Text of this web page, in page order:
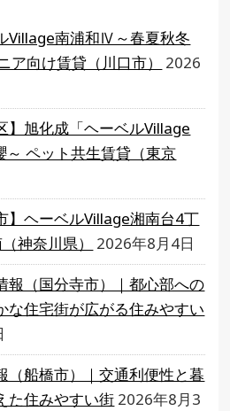
Village南浦和Ⅳ～春夏秋冬
ア向け賃貸（川口市）
2026
】旭化成「ヘーベルVillage
ペット共生賃貸（東京
】ヘーベルVillage湘南台4丁
神奈川県）
2026年8月4日
報（国分寺市）｜都心部への
な住宅街が広がる住みやすい
（船橋市）｜交通利便性と暮
た住みやすい街 2026年8月3